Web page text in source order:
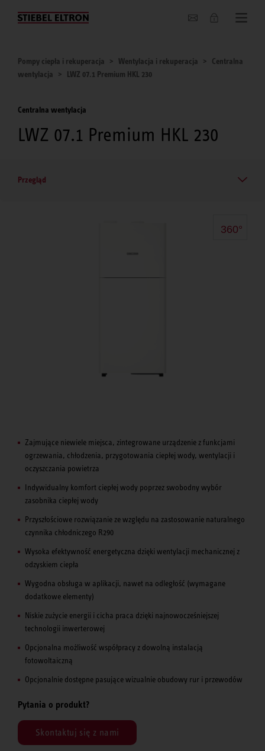
O nas
Pompy ciepła i rekuperacja Wentylacja i rekuperacja
Centralna
wentylacja
LWZ 07.1 Premium HKL 230
Centralna wentylacja
LWZ 07.1 Premium HKL 230
Przegląd
360°
Zajmujące niewiele miejsca, zintegrowane urządzenie z funkcjami
ogrzewania, chłodzenia, przygotowania ciepłej wody, wentylacji i
oczyszczania powietrza
Indywidualny komfort ciepłej wody poprzez swobodny wybór
zasobnika ciepłej wody
Przyszłościowe rozwiązanie ze względu na zastosowanie naturalnego
czynnika chłodniczego R290
Wysoka efektywność energetyczna dzięki wentylacji mechanicznej z
odzyskiem ciepła
Wygodna obsługa w aplikacji, nawet na odległość (wymagane
dodatkowe elementy)
Niskie zużycie energii i cicha praca dzięki najnowocześniejszej
technologii inwerterowej
Opcjonalna możliwość współpracy z dowolną instalacją
fotowoltaiczną
Opcjonalnie dostępne pasujące wizualnie obudowy rur i przewodów
Pytania o produkt?
Skontaktuj się z nami